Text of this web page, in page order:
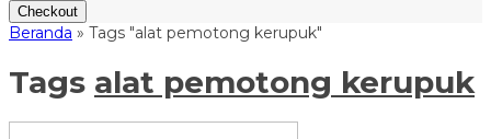
Checkout
Beranda » Tags "alat pemotong kerupuk"
Tags alat pemotong kerupuk